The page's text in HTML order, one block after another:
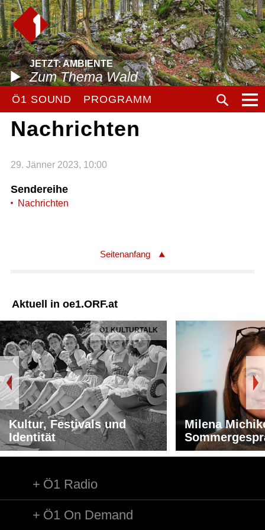
JETZT: AMBIENTE
Zum Thema Wald
Ö1 SOUND PROGRAMM
Nachrichten
29. Jänner 2023, 10:00
Sendereihe
Nachrichten
Seitenanfang
Aktuell in oe1.ORF.at
Ö1 KULTURTALK
Kultur, Festivals und
Identität
Milena
Ö1 Radio
Ö1 On Demand